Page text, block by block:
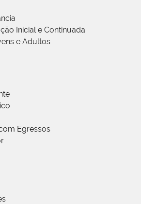
Inicial e Continuada
e Adultos
Egressos